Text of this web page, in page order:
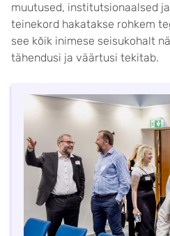
muutused, institutsionaalsed
teinekord hakatakse rohkem
see kõik inimese seisukohalt
tähendusi ja väärtusi tekitab.